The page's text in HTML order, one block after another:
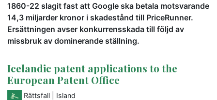
1860-22 slagit fast att Google ska betala motsvarande
14,3 miljarder kronor i skadestånd till PriceRunner.
Ersättningen avser konkurrensskada till följd av
missbruk av dominerande ställning.
Icelandic patent applications to the
European Patent Office
Rättsfall | Island